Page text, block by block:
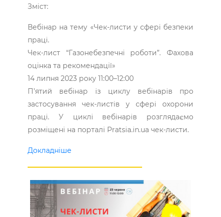
Зміст:
Вебінар на тему «Чек-листи у сфері безпеки
праці.
Чек-лист “Газонебезпечні роботи”. Фахова
оцінка та рекомендації»
14 липня 2023 року 11:00–12:00
П’ятий вебінар із циклу вебінарів про
застосування чек-листів у сфері охорони
праці. У циклі вебінарів розглядаємо
розміщені на порталі Pratsia.in.ua чек-листи.
Докладніше